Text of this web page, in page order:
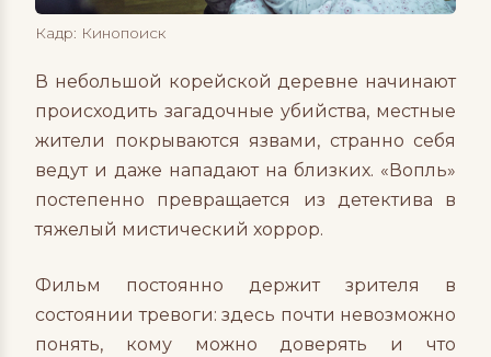
Кадр: Кинопоиск
В небольшой корейской деревне начинают
происходить загадочные убийства, местные
жители покрываются язвами, странно себя
ведут и даже нападают на близких. «Вопль»
постепенно превращается из детектива в
тяжелый мистический хоррор.
Фильм постоянно держит зрителя в
состоянии тревоги: здесь почти невозможно
понять, кому можно доверять и что